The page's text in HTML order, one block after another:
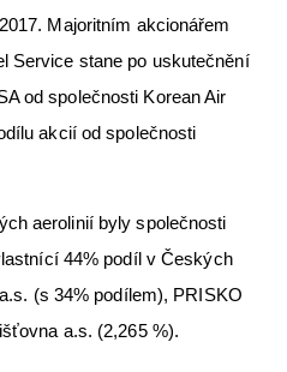
Majoritním akcionářem
Service stane po uskutečnění
od společnosti Korean Air
akcií od společnosti
aerolinií byly společnosti
44% podíl v Českých
(s 34% podílem), PRISKO
a.s. (2,265 %).